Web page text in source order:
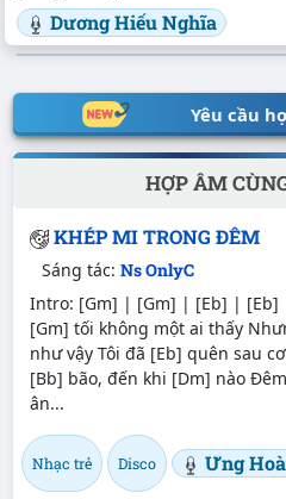
Dương Hiếu Nghĩa
Yêu cầu
HỢP ÂM
KHÉP MI TRONG ĐÊM
Sáng tác: Ns OnlyC
Intro: [Gm] | [Gm] | [Eb] |
[Gm] tối không một ai thấy
như vậy Tôi đã [Eb] quên sau
[Bb] bão, đến khi [Dm] nào
ân...
Nhạc trẻ Disco Ưng